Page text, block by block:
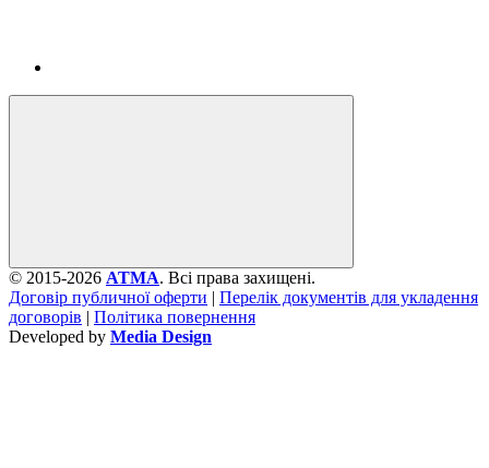
© 2015-2026 ATMA. Всі права захищені.
Договір публичної оферти | Перелік документів для укладення
договорів | Політика повернення
Developed by Media Design